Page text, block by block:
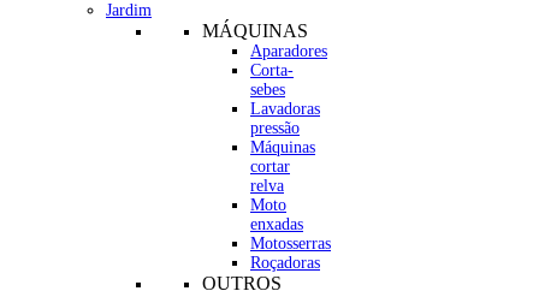
Jardim
MÁQUINAS
Aparadores
Corta-
sebes
Lavadoras
pressão
Máquinas
cortar
relva
Moto
enxadas
Motosserras
Roçadoras
OUTROS